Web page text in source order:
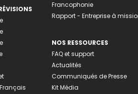
Francophonie
Rapport - Entreprise à
NOS RESSOURCES
FAQ et support
Actualités
Communiqués de Presse
Kit Média